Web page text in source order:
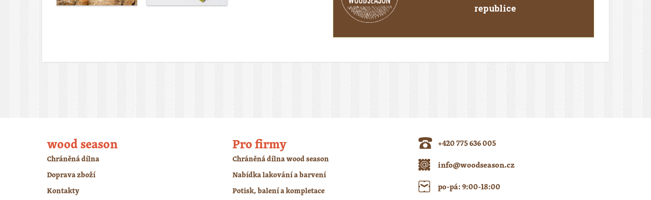
republice
wood season
Chráněná dílna
Doprava zboží
Kontakty
Pro firmy
Chráněná dílna wood season
Nabídka lakování a barvení
Potisk, balení a kompletace
+420 775 636 005
info@woodseason.cz
po-pá: 9:00-18:00